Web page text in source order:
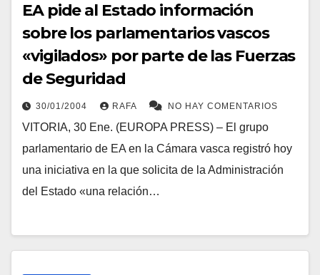
EA pide al Estado información
sobre los parlamentarios vascos
«vigilados» por parte de las Fuerzas
de Seguridad
30/01/2004 RAFA NO HAY COMENTARIOS
VITORIA, 30 Ene. (EUROPA PRESS) – El grupo
parlamentario de EA en la Cámara vasca registró hoy
una iniciativa en la que solicita de la Administración
del Estado «una relación…